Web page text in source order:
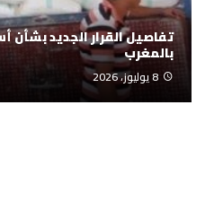
تفاصيل القرار الجديد بشأن
بالمغرب
8 يوليوز، 2026